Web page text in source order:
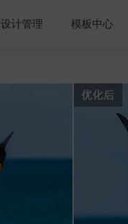
设计管理 模板中心